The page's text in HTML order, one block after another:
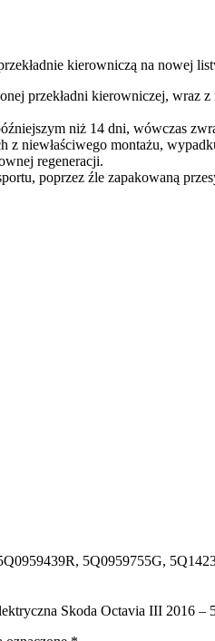
kierowniczą na nowej
przekładni kierowniczej, wraz
niż 14 dni, wówczas
z niewłaściwego montażu,
regeneracji.
poprzez źle zapakowaną
5Q0959755G,
Skoda Octavia III 2016 –